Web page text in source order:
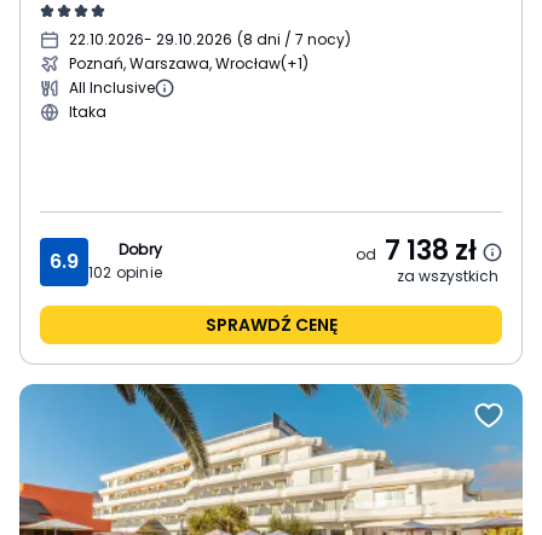
22.10.2026- 29.10.2026 (8 dni / 7 nocy)
Poznań, Warszawa, Wrocław(+1)
All Inclusive
Itaka
6.9
Dobry
102 opinie
od 7 138 zł
za wszystkich
SPRAWDŹ CENĘ